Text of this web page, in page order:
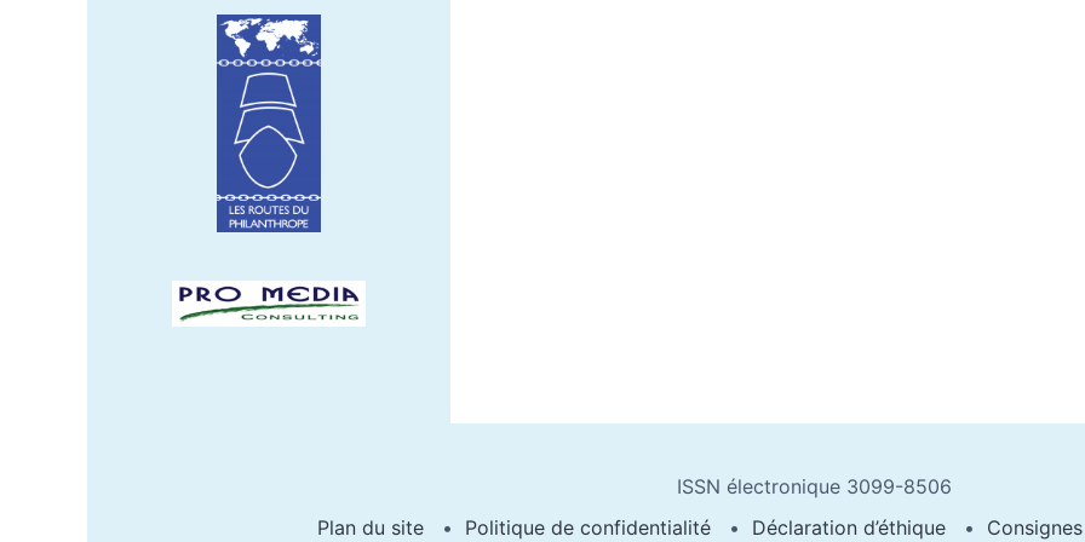
ISSN électronique 3099-8506
Plan du site
Politique de confidentialité Déclaration d’éthique